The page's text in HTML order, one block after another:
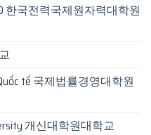
한국전력국제원자력대학원
tế 국제법률경영대학원
개신대학원대학교